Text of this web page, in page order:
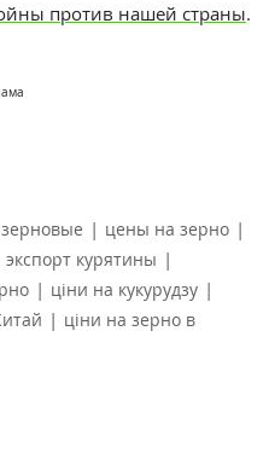
против нашей страны.
зерновые | цены на зерно |
экспорт курятины |
| ціни на кукурудзу |
| ціни на зерно в